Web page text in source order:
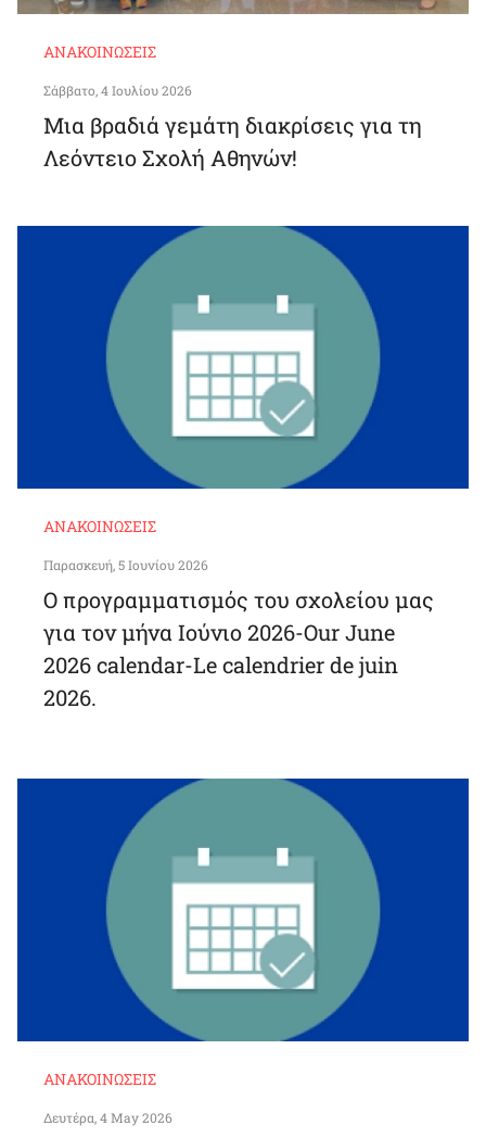
ΑΝΑΚΟΙΝΏΣΕΙΣ
Σάββατο, 4 Ιουλίου 2026
Μια βραδιά γεμάτη διακρίσεις για τη
Λεόντειο Σχολή Αθηνών!
ΑΝΑΚΟΙΝΏΣΕΙΣ
Παρασκευή, 5 Ιουνίου 2026
O προγραμματισμός του σχολείου μας
για τον μήνα Ιούνιο 2026-Our June
2026 calendar-Le calendrier de juin
2026.
ΑΝΑΚΟΙΝΏΣΕΙΣ
Δευτέρα, 4 May 2026